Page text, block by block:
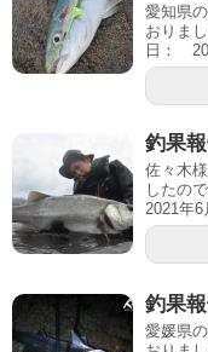
愛知県
おりま
日：
釣果
佐々木
したの
2021年
釣果
愛媛県